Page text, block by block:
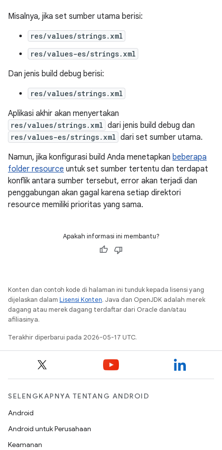
Misalnya, jika set sumber utama berisi:
res/values/strings.xml
res/values-es/strings.xml
Dan jenis build debug berisi:
res/values/strings.xml
Aplikasi akhir akan menyertakan
res/values/strings.xml dari jenis build debug dan
res/values-es/strings.xml dari set sumber utama.
Namun, jika konfigurasi build Anda menetapkan beberapa
folder resource untuk set sumber tertentu dan terdapat
konflik antara sumber tersebut, error akan terjadi dan
penggabungan akan gagal karena setiap direktori
resource memiliki prioritas yang sama.
Apakah informasi ini membantu?
Konten dan contoh kode di halaman ini tunduk kepada lisensi yang
dijelaskan dalam Lisensi Konten. Java dan OpenJDK adalah merek
dagang atau merek dagang terdaftar dari Oracle dan/atau
afiliasinya.
Terakhir diperbarui pada 2026-05-17 UTC.
SELENGKAPNYA TENTANG ANDROID
Android
Android untuk Perusahaan
Keamanan